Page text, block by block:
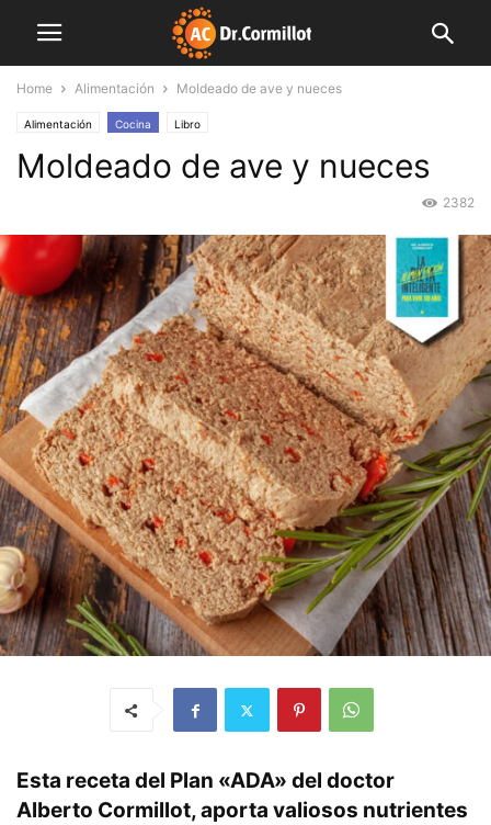
Home Alimentación Moldeado de ave y nueces
Alimentación Cocina Libro
Moldeado de ave y nueces
2382
Esta receta del Plan «ADA» del doctor
Alberto Cormillot, aporta valiosos nutrientes